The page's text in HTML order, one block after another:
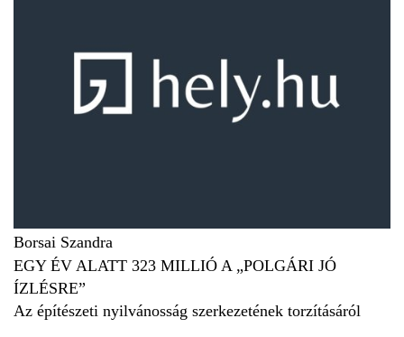
Borsai Szandra
EGY ÉV ALATT 323 MILLIÓ A „POLGÁRI JÓ
ÍZLÉSRE”
Az építészeti nyilvánosság szerkezetének torzításáról